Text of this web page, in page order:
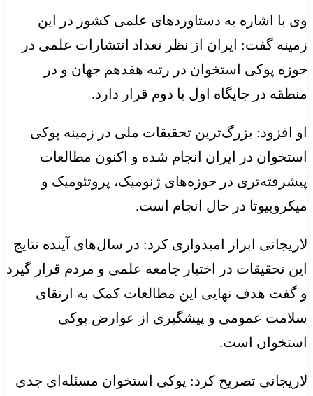
وی با اشاره به دستاوردهای علمی کشور در این
زمینه گفت: ایران از نظر تعداد انتشارات علمی در
حوزه پوکی استخوان در رتبه هفدهم جهان و در
منطقه در جایگاه اول یا دوم قرار دارد.
او افزود: بزرگ‌ترین تحقیقات ملی در زمینه پوکی
استخوان در ایران انجام شده و اکنون مطالعات
پیشرفته‌تری در حوزه‌های ژنومیک، پروتئومیک و
میکروبیوتا در حال انجام است.
لاریجانی ابراز امیدواری کرد: در سال‌های آینده نتایج
این تحقیقات در اختیار جامعه علمی و مردم قرار گیرد
و گفت هدف نهایی این مطالعات کمک به ارتقای
سلامت عمومی و پیشگیری از عوارض پوکی
استخوان است.
لاریجانی تصریح کرد: پوکی استخوان مسئله‌ای جدی